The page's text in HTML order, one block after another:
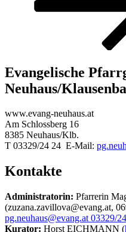
Evangelische
Neuhaus/
www.evang-neuhaus.at
Am Schlossberg 16
8385 Neuhaus/Klb.
T 03329/24 24 E-Mail:
Kontakte
Administratorin: Pfarrerin
(zuzana.zavillova@evang.at,
pg.neuhaus@evang.at 03329/
Kurator: Horst EICHMANN (